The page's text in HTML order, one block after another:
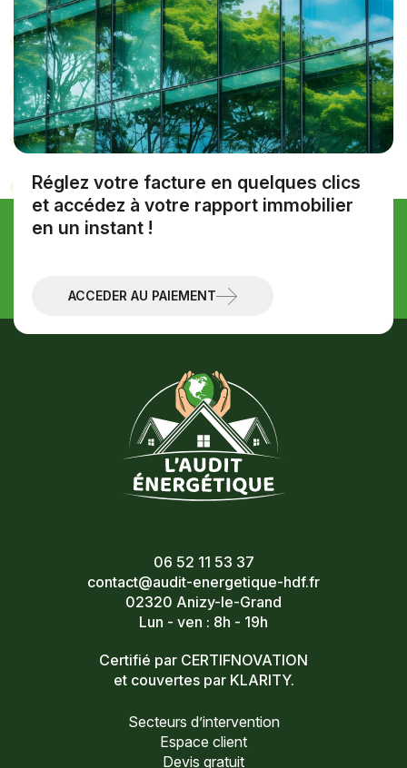
Réglez votre facture en quelques clics
et accédez à votre rapport immobilier
en un instant !
ACCÉDER AU PAIEMENT
06 52 11 53 37
contact@audit-energetique-hdf.fr
02320 Anizy-le-Grand
Lun - ven : 8h - 19h
Certifié par CERTIFNOVATION
et couvertes par KLARITY.
Secteurs d’intervention
Espace client
Devis gratuit